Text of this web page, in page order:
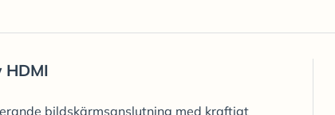
HDMI
bildskärmsanslutning med kraftigt